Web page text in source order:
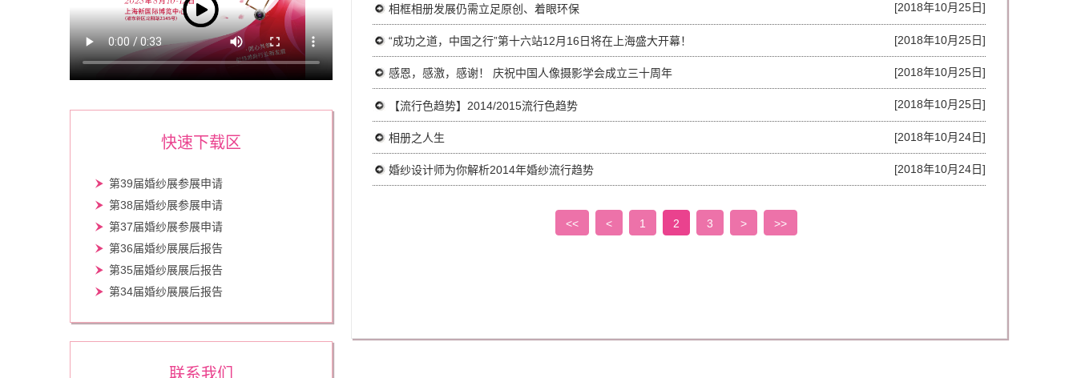
快速下载区
第39届婚纱展参展申请
第38届婚纱展参展申请
第37届婚纱展参展申请
第36届婚纱展展后报告
第35届婚纱展展后报告
第34届婚纱展展后报告
联系我们
相框相册发展仍需立足原创、着眼环保 [2018年10月25日]
“成功之道，中国之行”第十六站12月16日将在上海盛大开幕！ [2018年10月25日]
感恩，感激，感谢！ 庆祝中国人像摄影学会成立三十周年 [2018年10月25日]
【流行色趋势】2014/2015流行色趋势 [2018年10月25日]
相册之人生 [2018年10月24日]
婚纱设计师为你解析2014年婚纱流行趋势 [2018年10月24日]
<< < 1 2 3 > >>